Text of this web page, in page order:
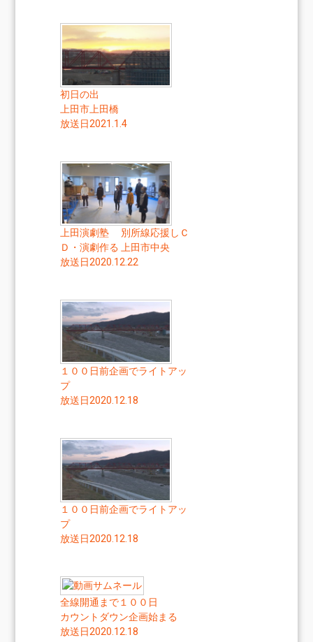
初日の出
上田市上田橋
放送日2021.1.4
上田演劇塾 別所線応援しＣ
Ｄ・演劇作る 上田市中央
放送日2020.12.22
１００日前企画でライトアッ
プ
放送日2020.12.18
１００日前企画でライトアッ
プ
放送日2020.12.18
全線開通まで１００日
カウントダウン企画始まる
放送日2020.12.18